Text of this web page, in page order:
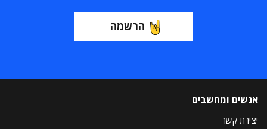
הרשמה
אנשים ומחשבים
יצירת קשר